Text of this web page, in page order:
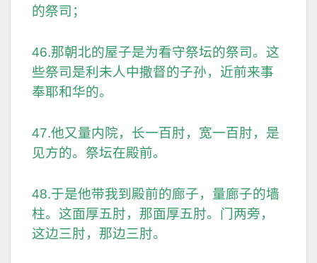
的祭司；
46.那朝北的屋子是为看守祭坛的祭司。这
些祭司是利未人中撒督的子孙，近前来事
奉耶和华的。
47.他又量内院，长一百肘，宽一百肘，是
见方的。祭坛在殿前。
48.于是他带我到殿前的廊子，量廊子的墙
柱。这面厚五肘，那面厚五肘。门两旁，
这边三肘，那边三肘。